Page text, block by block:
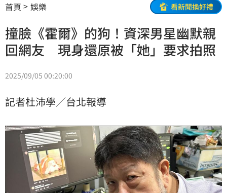
首頁 娛樂 看新聞換好禮
撞臉《霍爾》的狗！資深男星幽默親
回網友 現身還原被「她」要求拍照
2025/09/05 00:20:00
記者杜沛學／台北報導